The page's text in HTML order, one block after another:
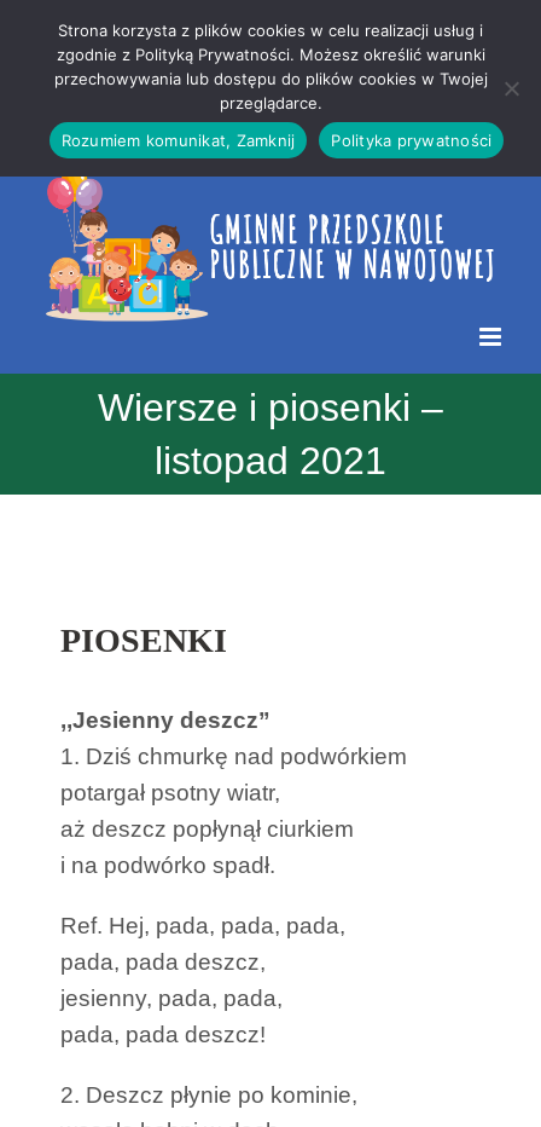
treści
strony
Wiersze i piosenki –
listopad 2021
PIOSENKI
,,Jesienny deszcz”
1. Dziś chmurkę nad podwórkiem
potargał psotny wiatr,
aż deszcz popłynął ciurkiem
i na podwórko spadł.
Ref. Hej, pada, pada, pada,
pada, pada deszcz,
jesienny, pada, pada,
pada, pada deszcz!
2. Deszcz płynie po kominie,
Strona korzysta z plików cookies w celu realizacji usług i
zgodnie z Polityką Prywatności. Możesz określić warunki
przechowywania lub dostępu do plików cookies w Twojej
przeglądarce.
Rozumiem komunikat, Zamknij
Polityka prywatności